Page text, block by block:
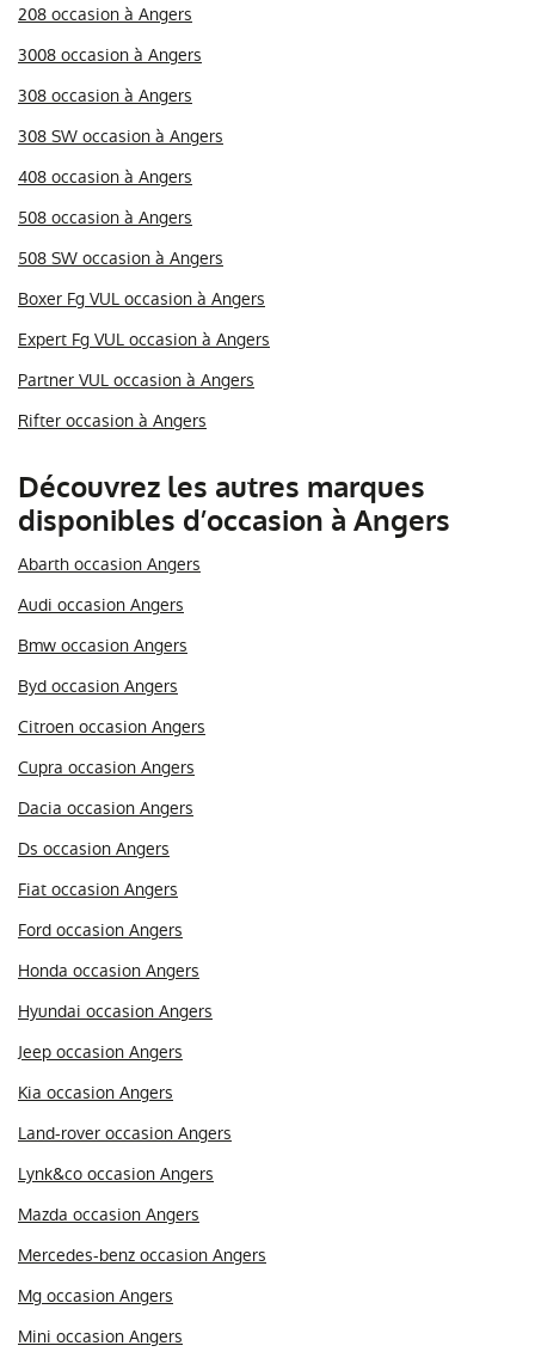
208 occasion à Angers
3008 occasion à Angers
308 occasion à Angers
308 SW occasion à Angers
408 occasion à Angers
508 occasion à Angers
508 SW occasion à Angers
Boxer Fg VUL occasion à Angers
Expert Fg VUL occasion à Angers
Partner VUL occasion à Angers
Rifter occasion à Angers
Découvrez les autres marques
disponibles d’occasion à Angers
Abarth occasion Angers
Audi occasion Angers
Bmw occasion Angers
Byd occasion Angers
Citroen occasion Angers
Cupra occasion Angers
Dacia occasion Angers
Ds occasion Angers
Fiat occasion Angers
Ford occasion Angers
Honda occasion Angers
Hyundai occasion Angers
Jeep occasion Angers
Kia occasion Angers
Land-rover occasion Angers
Lynk&co occasion Angers
Mazda occasion Angers
Mercedes-benz occasion Angers
Mg occasion Angers
Mini occasion Angers